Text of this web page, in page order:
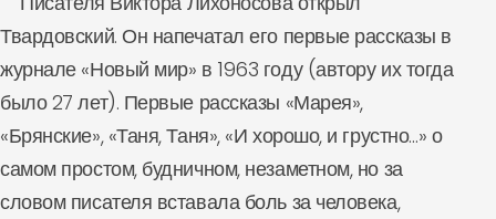
Твардовский. Он напечатал его первые рассказы в
журнале «Новый мир» в 1963 году (автору их тогда
было 27 лет). Первые рассказы «Марея»,
«Брянские», «Таня, Таня», «И хорошо, и грустно…» о
самом простом, будничном, незаметном, но за
словом писателя вставала боль за человека,